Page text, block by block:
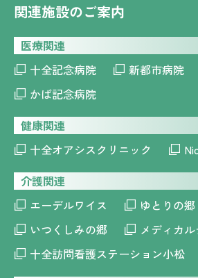
関連施設のご案内
医療関連
十全記念病院
新都市病院
かば記念病院
健康関連
十全オアシスクリニック
介護関連
エーデルワイス
ゆとりの郷
いつくしみの郷
メディカ
十全訪問看護ステーション小松